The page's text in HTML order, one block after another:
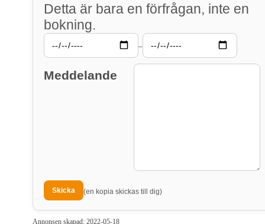
Detta är bara en förfrågan, inte en
bokning.
–
Meddelande
(en kopia skickas till dig)
Annonsen skapad: 2022-05-18